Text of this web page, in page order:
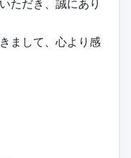
ただき、誠にあり
まして、心より感